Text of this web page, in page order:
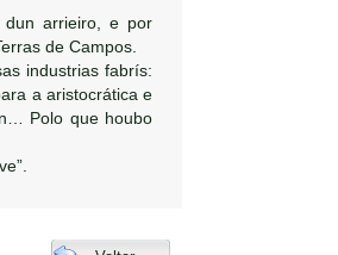
dun arrieiro, e por
de Campos.
industrias fabrís:
a aristocrática e
Polo que houbo